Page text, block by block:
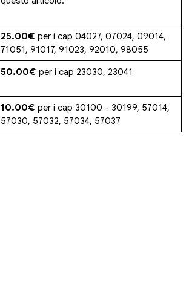
25.00€ per i cap 04027, 07024, 09014,
71051, 91017, 91023, 92010, 98055
50.00€ per i cap 23030, 23041
10.00€ per i cap 30100 - 30199, 57014,
57030, 57032, 57034, 57037